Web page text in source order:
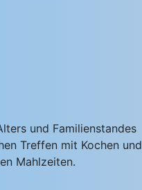
und Familienstandes
Treffen mit Kochen und
Mahlzeiten.